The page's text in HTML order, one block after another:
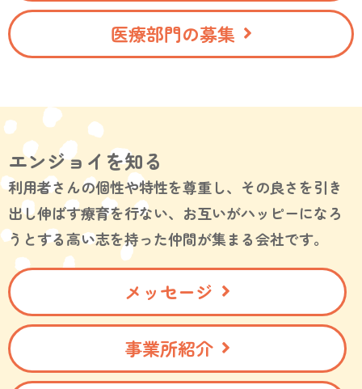
医療部門の募集
エンジョイを知る
利用者さんの個性や特性を尊重し、その良さを引き
出し伸ばす療育を行ない、お互いがハッピーになろ
うとする高い志を持った仲間が集まる会社です。
メッセージ
事業所紹介